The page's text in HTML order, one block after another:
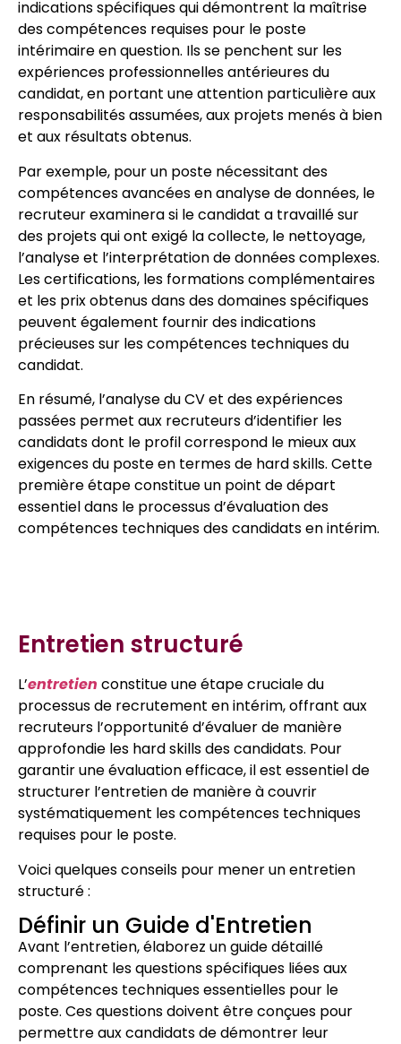
indications spécifiques qui démontrent la maîtrise
des compétences requises pour le poste
intérimaire en question. Ils se penchent sur les
expériences professionnelles antérieures du
candidat, en portant une attention particulière aux
responsabilités assumées, aux projets menés à bien
et aux résultats obtenus.
Par exemple, pour un poste nécessitant des
compétences avancées en analyse de données, le
recruteur examinera si le candidat a travaillé sur
des projets qui ont exigé la collecte, le nettoyage,
l’analyse et l’interprétation de données complexes.
Les certifications, les formations complémentaires
et les prix obtenus dans des domaines spécifiques
peuvent également fournir des indications
précieuses sur les compétences techniques du
candidat.
En résumé, l’analyse du CV et des expériences
passées permet aux recruteurs d’identifier les
candidats dont le profil correspond le mieux aux
exigences du poste en termes de hard skills. Cette
première étape constitue un point de départ
essentiel dans le processus d’évaluation des
compétences techniques des candidats en intérim.
Entretien structuré
L’entretien constitue une étape cruciale du
processus de recrutement en intérim, offrant aux
recruteurs l’opportunité d’évaluer de manière
approfondie les hard skills des candidats. Pour
garantir une évaluation efficace, il est essentiel de
structurer l’entretien de manière à couvrir
systématiquement les compétences techniques
requises pour le poste.
Voici quelques conseils pour mener un entretien
structuré :
Définir un Guide d'Entretien
Avant l’entretien, élaborez un guide détaillé
comprenant les questions spécifiques liées aux
compétences techniques essentielles pour le
poste. Ces questions doivent être conçues pour
permettre aux candidats de démontrer leur